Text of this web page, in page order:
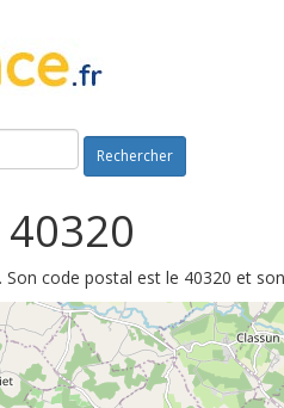
Rechercher
code postal est le 40320 et